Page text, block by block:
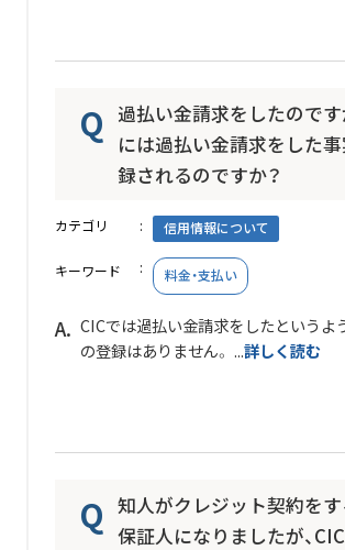
過払い金請求をしたのです
には過払い金請求をした
録されるのですか？
カテゴリ 信用情報について
キーワード 料金・支払い
CICでは過払い金請求をしたというよ
の登録はありません。 ...詳しく読む
知人がクレジット契約を
保証人になりましたが、